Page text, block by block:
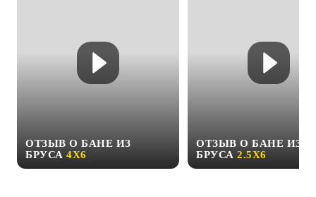
ОТЗЫВ О БАНЕ ИЗ
БРУСА 4Х6
ОТЗЫВ О БАНЕ ИЗ
БРУСА 2.5Х6